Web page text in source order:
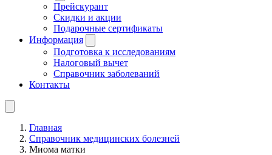
Прейскурант
Скидки и акции
Подарочные сертификаты
Информация
Подготовка к исследованиям
Налоговый вычет
Справочник заболеваний
Контакты
Главная
Справочник медицинских болезней
Миома матки